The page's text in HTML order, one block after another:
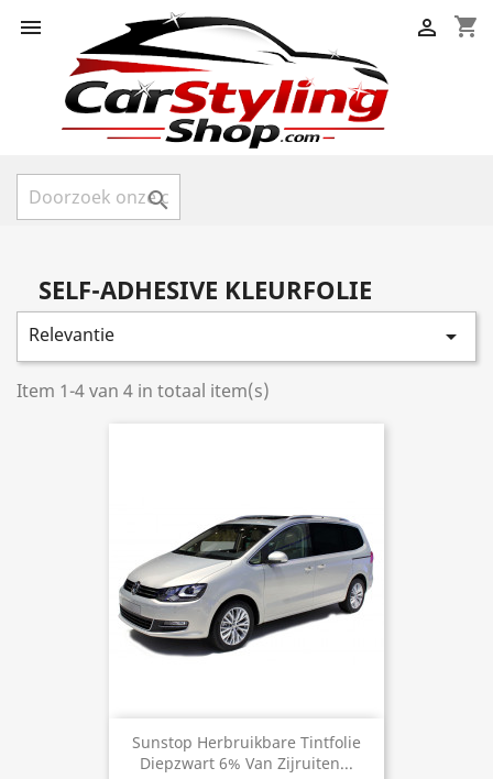
 shopping_cart


SELF-ADHESIVE KLEURFOLIE
Relevantie 
Item 1-4 van 4 in totaal item(s)
Sunstop Herbruikbare Tintfolie
Diepzwart 6% Van Zijruiten...